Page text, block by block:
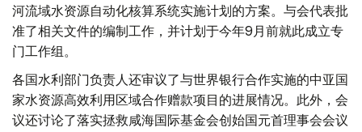
河流域水资源自动化核算系统实施计划的方案。与会代表批
准了相关文件的编制工作，并计划于今年9月前就此成立专
门工作组。
各国水利部门负责人还审议了与世界银行合作实施的中亚国
家水资源高效利用区域合作赠款项目的进展情况。此外，会
议还讨论了落实拯救咸海国际基金会创始国元首理事会会议